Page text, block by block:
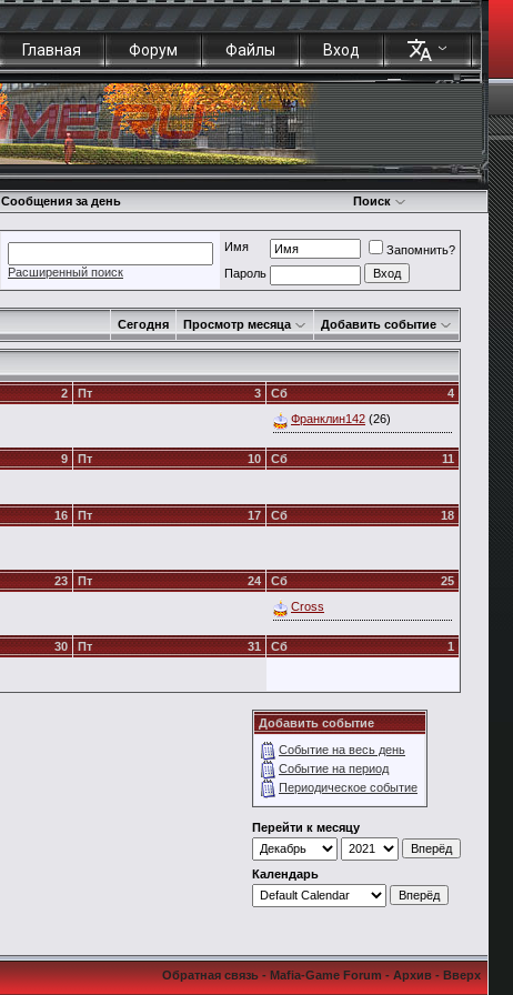
Главная Форум Файлы Вход
Сообщения за день Поиск
Расширенный поиск
Имя
Запомнить?
Пароль
Сегодня Просмотр месяца Добавить событие
2 3
Пт 4
Сб
Франклин142 (26)
9 10
Пт 11
Сб
16 17
Пт 18
Сб
23 24
Пт 25
Сб
Cross
30 31
Пт 1
Сб
Добавить событие
Событие на весь день
Событие на период
Периодическое событие
Перейти к месяцу
Календарь
Обратная связь-Mafia-Game Forum-Архив-Вверх